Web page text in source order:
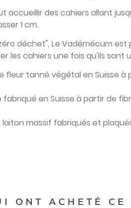
accueillir des cahiers allant
1 cm.
déchet", Le Vadémécum
les cahiers une fois qu'ils sont
fleur tanné végétal en Suisse à
fabriqué en Suisse à partir de
massif fabriqués et
ONT ACHETÉ